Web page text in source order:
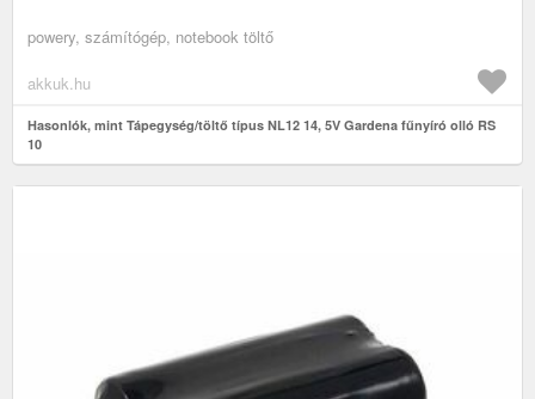
powery, számítógép, notebook töltő
akkuk.hu
Hasonlók, mint Tápegység/töltő típus NL12 14, 5V Gardena fűnyíró olló RS
10